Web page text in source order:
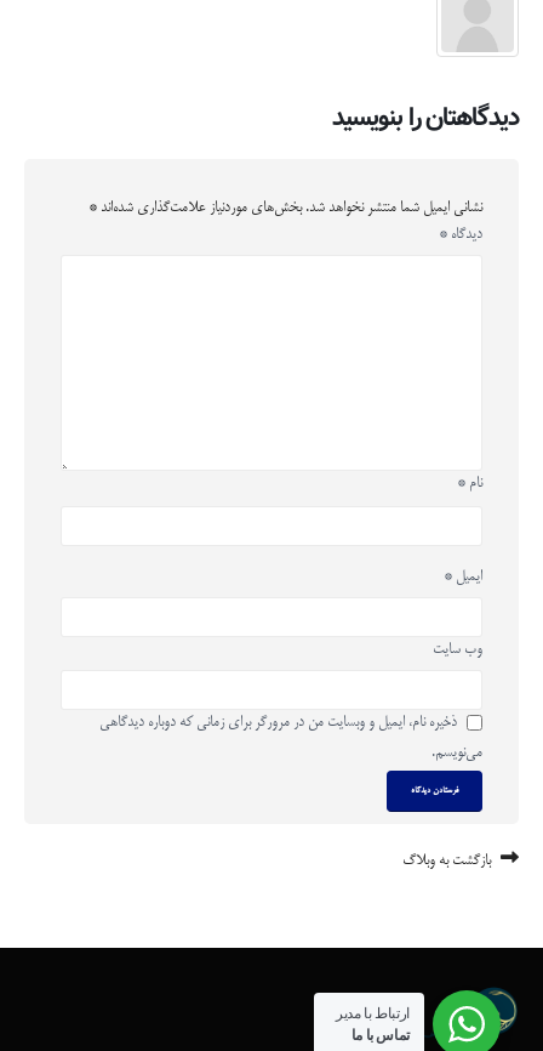
دیدگاهتان را بنویسید
نشانی ایمیل شما منتشر نخواهد شد. بخش‌های موردنیاز علامت‌گذاری شده‌اند *
دیدگاه *
نام *
ایمیل *
وب‌ سایت
ذخیره نام، ایمیل و وبسایت من در مرورگر برای زمانی که دوباره دیدگاهی
می‌نویسم.
بازگشت به وبلاگ
ارتباط با مدیر
تماس با ما